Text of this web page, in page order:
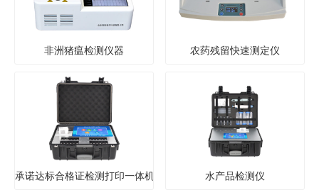
非洲猪瘟检测仪器 农药残留快速测定仪
承诺达标合格证检测打印一体机 水产品检测仪